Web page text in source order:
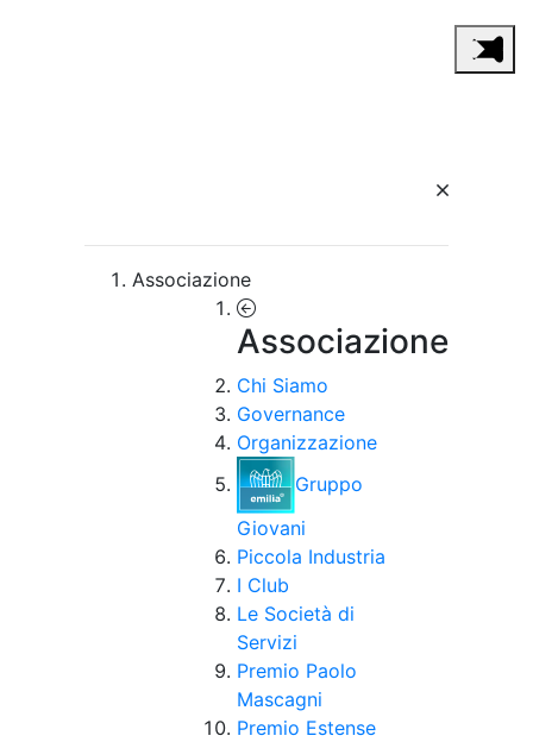
Associazione
Associazione
Chi Siamo
Governance
Organizzazione
Gruppo
Giovani
Piccola Industria
I Club
Le Società di
Servizi
Premio Paolo
Mascagni
Premio Estense